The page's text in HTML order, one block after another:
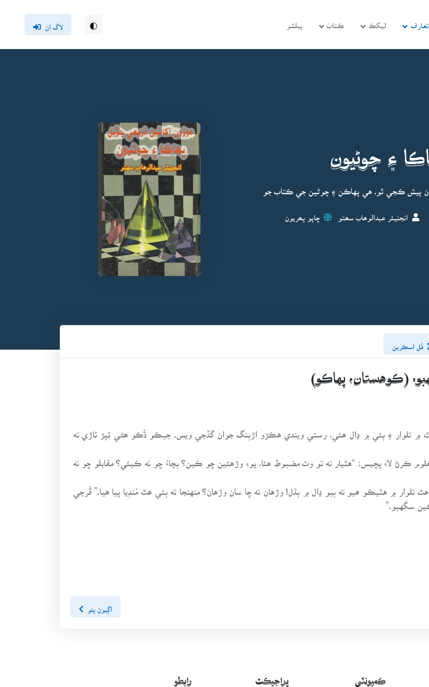
تعارف ليکڪ ڪِتابَ پبلشر لاگ ان
۽ چوڻيون
پيش ڪجي ٿو. هي پهاڪن ۽ چوڻين جي ڪتاب جو
انجنيئر عبدالوھاب سھتو ڇاپو پھريون
فُل اسڪرين
تلوار ۽ ٻئي ۾ ڍال هئي، رستي ويندي هڪڙو اڙٻنگ جوان گڏجي ويس. جيڪو ڌُڪو ھڻي ٽپڙ ٽاڙي ته
“توسان ڪهڙي ويڌن ٿي آهي!” ڳوٺ وارن ڦُرِ جو سبب معلوم ڪرڻ لا پڇيس؛ “هٿيار ته تو وٽ مضبوط هئا، پوءِ وڙهئين ڇو ڪين؟ بچاءُ ڇو نه ڪيئي؟ مقابلو ڇو نه
۾ هٿيڪو هيو ته ٻيو ڍال ۾ ٻڌل! وڙهان ته ڇا سان وڙهان؟ منهنجا ته ٻئي هٿ مُنڊِيا پيا هيا.” ڦُرجي
سگهبو.”
اڳيون پنو
ڪميونٽي پراجيڪٽ رابطو